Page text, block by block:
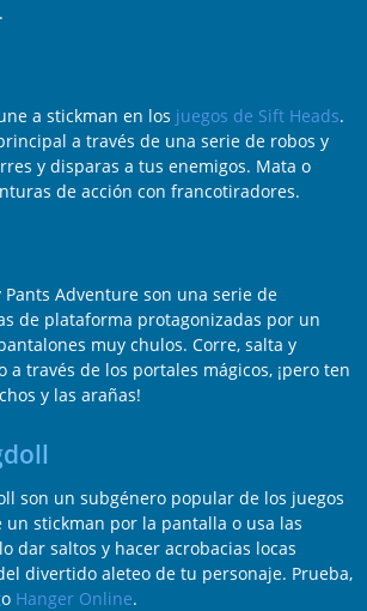
a stickman en los juegos de Sift Heads.
a través de una serie de robos y
y disparas a tus enemigos. Mata o
de acción con francotiradores.
Pants Adventure son una serie de
de plataforma protagonizadas por un
muy chulos. Corre, salta y
a través de los portales mágicos, ¡pero ten
y las arañas!
son un subgénero popular de los juegos
un stickman por la pantalla o usa las
dar saltos y hacer acrobacias locas
divertido aleteo de tu personaje. Prueba,
Hanger Online.